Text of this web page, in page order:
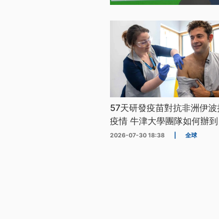
57天研發疫苗對抗非洲伊
疫情 牛津大學團隊如何辦
2026-07-30 18:38 全球